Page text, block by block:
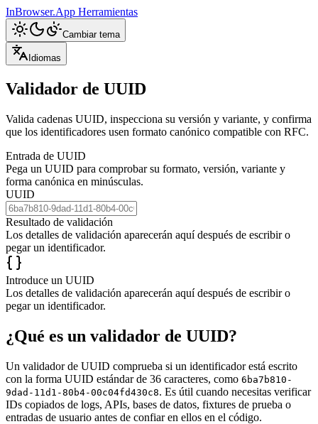
InBrowser.App Herramientas
Cambiar tema
Idiomas
Validador de UUID
Valida cadenas UUID, inspecciona su versión y variante, y confirma
que los identificadores usen formato canónico compatible con RFC.
Entrada de UUID
Pega un UUID para comprobar su formato, versión, variante y
forma canónica en minúsculas.
UUID
Resultado de validación
Los detalles de validación aparecerán aquí después de escribir o
pegar un identificador.
Introduce un UUID
Los detalles de validación aparecerán aquí después de escribir o
pegar un identificador.
¿Qué es un validador de UUID?
Un validador de UUID comprueba si un identificador está escrito
con la forma UUID estándar de 36 caracteres, como 6ba7b810-
9dad-11d1-80b4-00c04fd430c8. Es útil cuando necesitas verificar
IDs copiados de logs, APIs, bases de datos, fixtures de prueba o
entradas de usuario antes de confiar en ellos en el código.